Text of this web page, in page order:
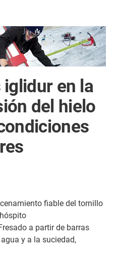
iglidur en la
del hielo
fiable del tornillo
a partir de barras
y a la suciedad,